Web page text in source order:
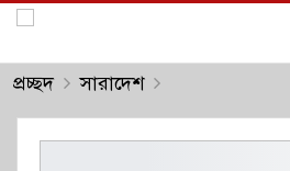
প্রচ্ছদ সারাদেশ